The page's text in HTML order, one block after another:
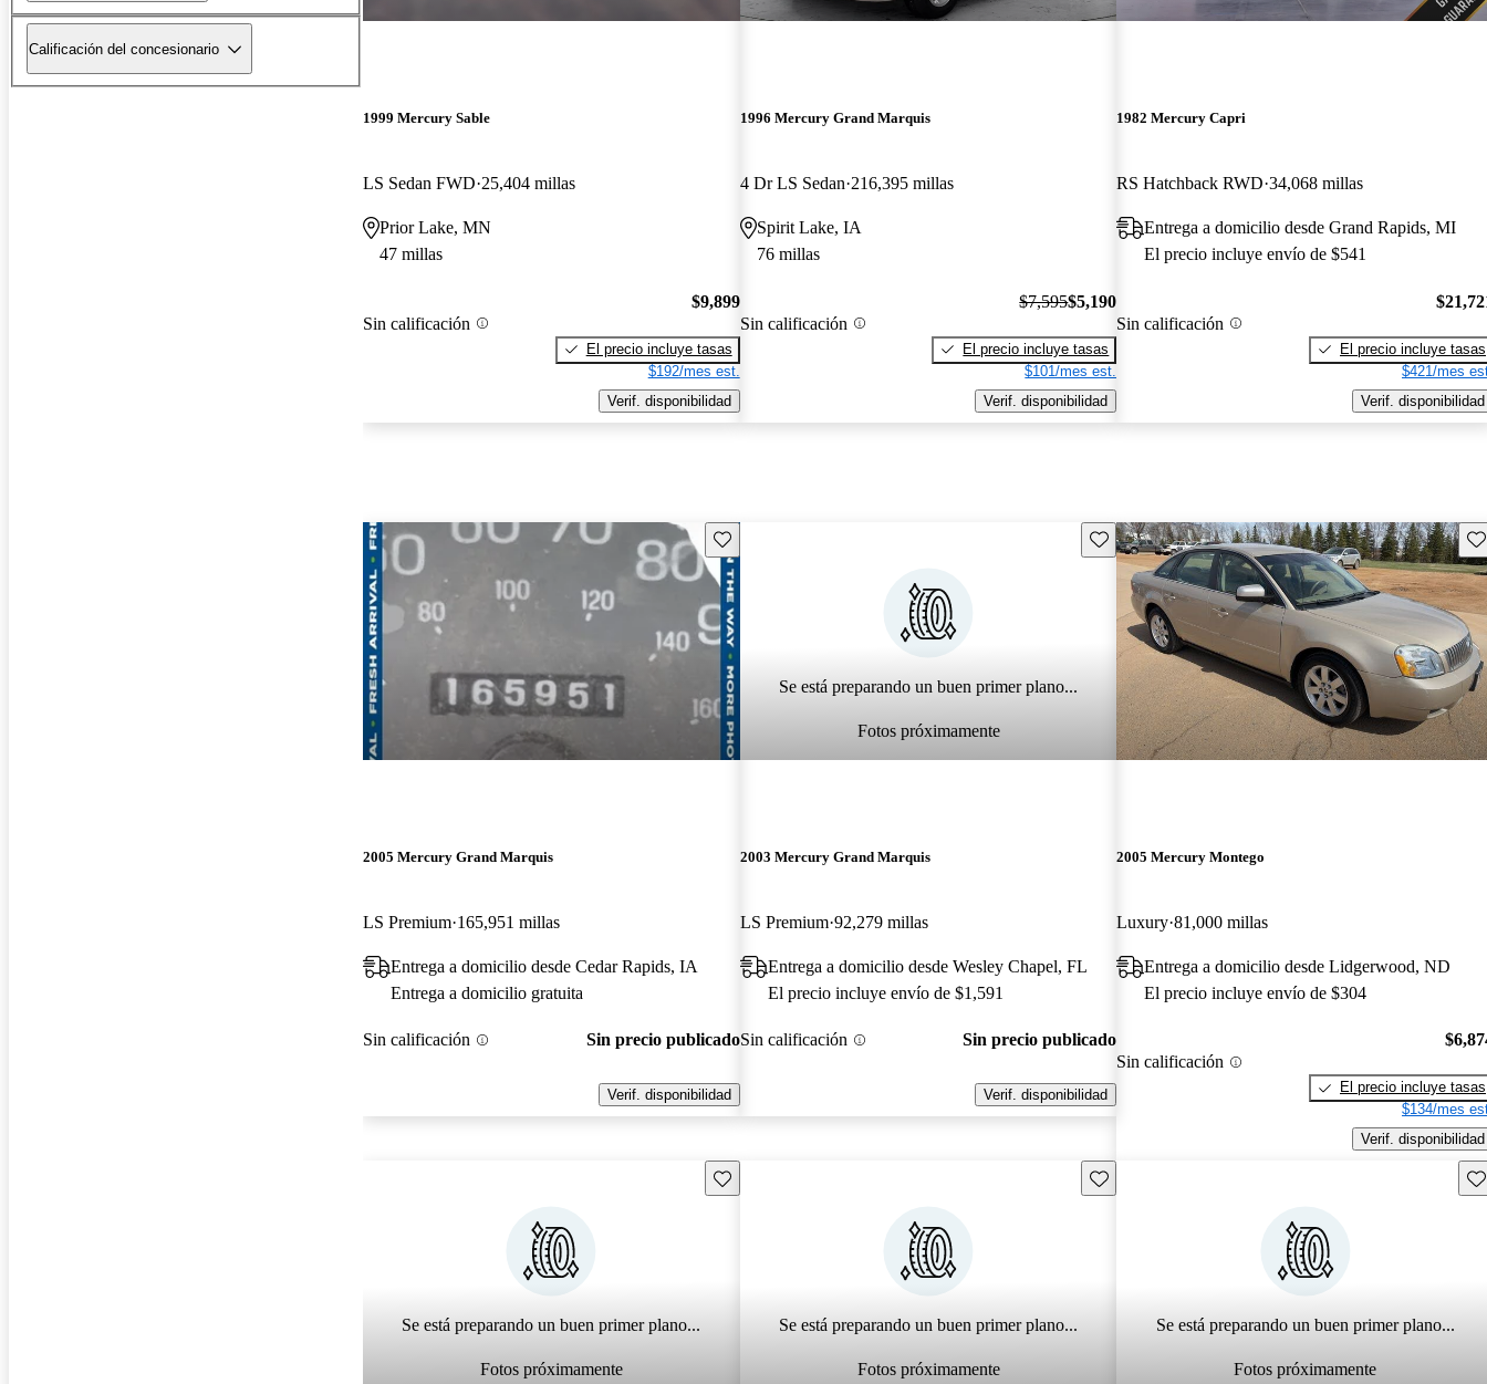
Calificación del concesionario
1999 Mercury Sable
LS Sedan FWD 25,404 millas
Prior Lake, MN
47 millas
Sin calificación
$9,899
El precio incluye tasas
$192/mes est.
Verif. disponibilidad
1996 Mercury Grand Marquis
4 Dr LS Sedan 216,395 millas
Spirit Lake, IA
76 millas
Sin calificación
$7,595$5,190
El precio incluye tasas
$101/mes est.
Verif. disponibilidad
1982 Mercury Capri
RS Hatchback RWD 34,068 millas
Entrega a domicilio desde Grand Rapids, MI
El precio incluye envío de $541
Sin calificación
El precio incluye tasas
$421/mes
Verif. disponibilidad
Guarda este Aviso
2005 Mercury Grand Marquis
LS Premium 165,951 millas
Entrega a domicilio desde Cedar Rapids, IA
Entrega a domicilio gratuita
Sin calificación Sin precio publicado
Verif. disponibilidad
Se está preparando un buen primer plano...
Fotos próximamente
Guarda este Aviso
2003 Mercury Grand Marquis
LS Premium 92,279 millas
Entrega a domicilio desde Wesley Chapel, FL
El precio incluye envío de $1,591
Sin calificación Sin precio publicado
Verif. disponibilidad
2005 Mercury Montego
Luxury 81,000 millas
Entrega a domicilio desde Lidgerwood, ND
El precio incluye envío de $304
Sin calificación
El precio incluye tasas
$134/mes
Verif. disponibilidad
Se está preparando un buen primer plano...
Fotos próximamente
Guarda este Aviso
Se está preparando un buen primer plano...
Fotos próximamente
Guarda este Aviso
Se está preparando un buen primer plano...
Fotos próximamente